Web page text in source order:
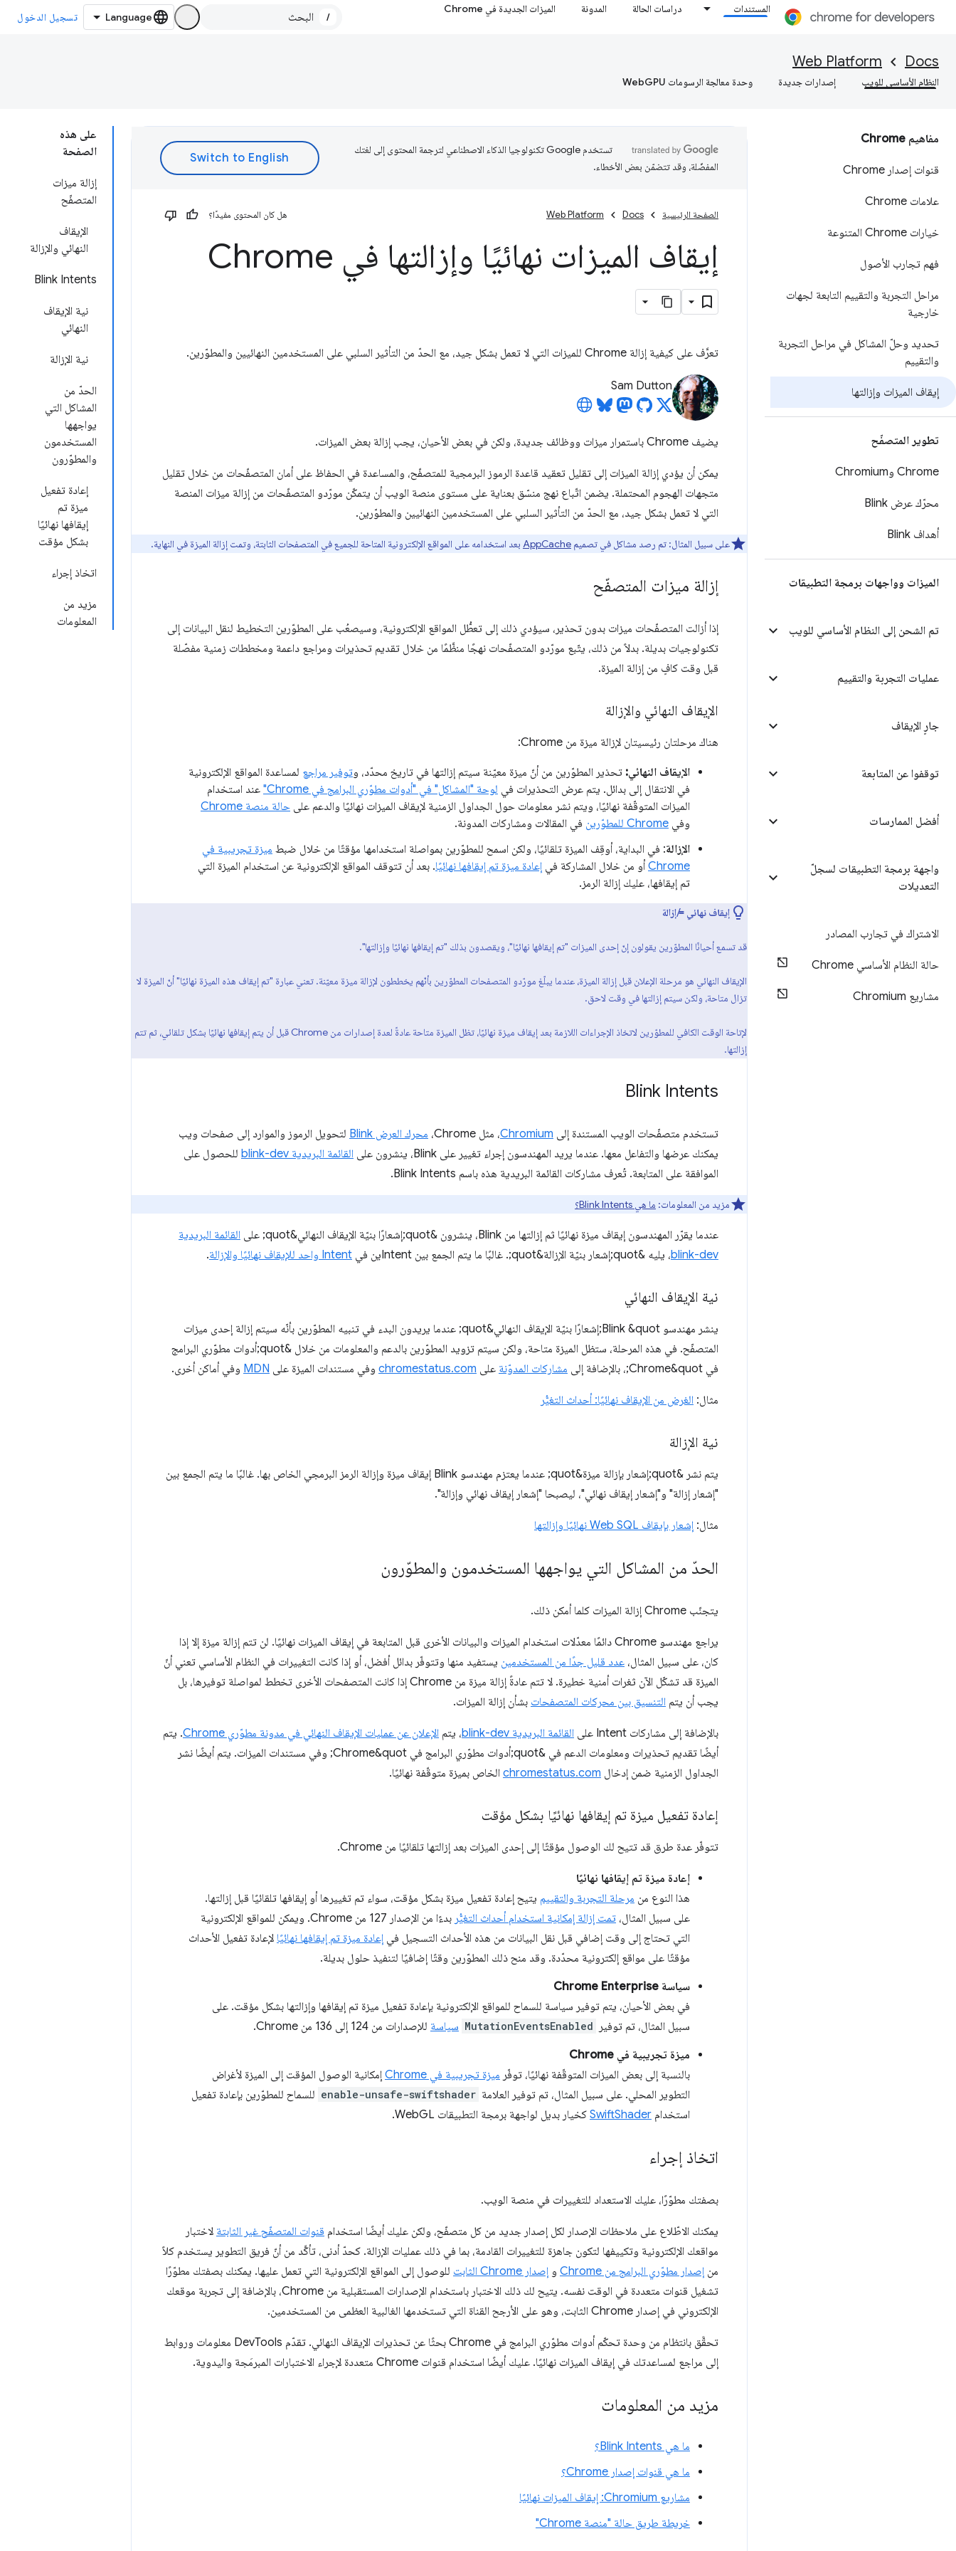
المستندات دراسات الحالة المدونة الميزات الجديدة في Chrome
/ تسجيل الدخول
Docs
Web Platform
النظام الأساسي للويب إصدارات جديدة وحدة معالجة الرسومات WebGPU
مفاهيم Chrome
قنوات إصدار Chrome
علامات Chrome
خيارات Chrome المتنوعة
فهم تجارب الأصول
مراحل التجربة والتقييم التابعة لجهات
خارجية
تحديد وحلّ المشاكل في مراحل التجربة
والتقييم
إيقاف الميزات وإزالتها
تطوير المتصفّح
Chrome وChromium
محرّك عرض Blink
أهداف Blink
الميزات وواجهات برمجة التطبيقات
تم الشحن إلى النظام الأساسي للويب
عمليات التجربة والتقييم
جارٍ الإيقاف
توقفوا عن المتابعة
أفضل الممارسات
واجهة برمجة التطبيقات لسجلّ
التعديلات
الاشتراك في تجارب المصادر
حالة النظام الأساسي Chrome
مشاريع Chromium
على هذه
الصفحة
إزالة ميزات
المتصفّح
الإيقاف
النهائي والإزالة
Blink Intents
نية الإيقاف
النهائي
نية الإزالة
الحدّ من
المشاكل التي
يواجهها
المستخدمون
والمطوّرون
إعادة تفعيل
ميزة تم
إيقافها نهائيًا
بشكل مؤقت
اتخاذ إجراء
مزيد من
المعلومات
تستخدم Google تكنولوجيا الذكاء الاصطناعي لترجمة المحتوى إلى لغتك
المفضّلة، وقد تتضمّن بعض الأخطاء.
الصفحة الرئيسية Docs
Web Platform هل كان المحتوى مفيدًا؟
إيقاف الميزات نهائيًا وإزالتها في Chrome
تعرَّف على كيفية إزالة Chrome للميزات التي لا تعمل بشكل جيد، مع الحدّ من التأثير السلبي على المستخدمين النهائيين والمطوّرين.
Sam Dutton
يضيف Chrome باستمرار ميزات ووظائف جديدة، ولكن في بعض الأحيان، يجب إزالة بعض الميزات.
يمكن أن يؤدي إزالة الميزات إلى تقليل تعقيد قاعدة الرموز البرمجية للمتصفّح، والمساعدة في الحفاظ على أمان المتصفّحات من خلال تقليل
متجهات الهجوم المحتملة. يضمن اتّباع نهج منسّق بعناية على مستوى منصة الويب أن يتمكّن مورّدو المتصفّحات من إزالة ميزات المنصة
التي لا تعمل بشكل جيد، مع الحدّ من التأثير السلبي على المستخدمين النهائيين والمطوّرين.
على سبيل المثال: تم رصد مشاكل في تصميم AppCache بعد استخدامه على المواقع الإلكترونية المتاحة للجميع في المتصفحات الثابتة، وتمت إزالة الميزة في النهاية.
إزالة ميزات المتصفّح
إذا أزالت المتصفّحات ميزات بدون تحذير، سيؤدي ذلك إلى تعطُّل المواقع الإلكترونية، وسيصعُب على المطوّرين التخطيط لنقل البيانات إلى
تكنولوجيات بديلة. بدلاً من ذلك، يتّبع مورّدو المتصفّحات نهجًا منظَّمًا من خلال تقديم تحذيرات ومراجع داعمة ومخططات زمنية مفصّلة
قبل وقت كافٍ من إزالة الميزة.
الإيقاف النهائي والإزالة
هناك مرحلتان رئيسيتان لإزالة ميزة من Chrome:
الإيقاف النهائي: تحذير المطوّرين من أنّ ميزة معيّنة سيتم إزالتها في تاريخ محدّد، وتوفير مراجع لمساعدة المواقع الإلكترونية
في الانتقال إلى بدائل. يتم عرض التحذيرات في لوحة "المشاكل" في "أدوات مطوّري البرامج في Chrome"
عند استخدام
الميزات المتوقّفة نهائيًا، ويتم نشر معلومات حول الجداول الزمنية لإيقاف الميزات نهائيًا والدعم على حالة منصة Chrome
وفي Chrome للمطوّرين
في المقالات ومشاركات المدونة.
الإزالة: في البداية، أوقِف الميزة تلقائيًا، ولكن اسمح للمطوّرين بمواصلة استخدامها مؤقتًا من خلال ضبط ميزة تجريبية في
Chrome أو من خلال المشاركة في إعادة ميزة تم إيقافها نهائيًا. بعد أن تتوقف المواقع الإلكترونية عن استخدام الميزة التي
تم إيقافها، عليك إزالة الرمز.
إيقاف نهائي ≠ إزالة
قد تسمع أحيانًا المطوّرين يقولون إنّ إحدى الميزات "تم إيقافها نهائيًا"، ويقصدون بذلك "تم إيقافها نهائيًا وإزالتها".
الإيقاف النهائي هو مرحلة الإعلان قبل إزالة الميزة، عندما يبلّغ مورّدو المتصفحات المطوّرين بأنّهم يخططون لإزالة ميزة معيّنة. تعني عبارة "تم إيقاف هذه الميزة نهائيًا" أنّ الميزة لا
تزال متاحة، ولكن سيتم إزالتها في وقت لاحق.
لإتاحة الوقت الكافي للمطوّرين لاتخاذ الإجراءات اللازمة بعد إيقاف ميزة نهائيًا، تظل الميزة متاحة عادةً لعدة إصدارات من Chrome قبل أن يتم إيقافها نهائيًا بشكل تلقائي، ثم تتم
إزالتها.
Blink Intents
تستخدم متصفّحات الويب المستندة إلى Chromium، مثل Chrome، محرك العرض Blink
لتحويل الرموز والموارد إلى صفحات ويب
يمكنك عرضها والتفاعل معها. عندما يريد المهندسون إجراء تغيير على Blink، ينشرون على
القائمة البريدية blink-dev
للحصول على
الموافقة على المتابعة. تُعرف مشاركات القائمة البريدية هذه باسم Blink Intents.
مزيد من المعلومات: ما هي Blink Intents؟
عندما يقرّر المهندسون إيقاف ميزة نهائيًا ثم إزالتها من Blink، ينشرون &quot;إشعارًا بنيّة الإيقاف النهائي&quot; على
القائمة البريدية
blink-dev، يليه &quot;إشعار بنيّة الإزالة&quot;. غالبًا ما يتم الجمع بين Intentين في Intent واحد للإيقاف نهائيًا والإزالة .
نية الإيقاف النهائي
ينشر مهندسو Blink &quot;إشعارًا بنيّة الإيقاف النهائي&quot; عندما يريدون البدء في تنبيه المطوّرين بأنّه سيتم إزالة إحدى ميزات
المتصفّح. في هذه المرحلة، ستظل الميزة متاحة، ولكن سيتم تزويد المطوّرين بالدعم والمعلومات من خلال &quot;أدوات مطوّري البرامج
في Chrome&quot;، بالإضافة إلى
مشاركات المدوّنة على chromestatus.com وفي مستندات الميزة على MDN وفي أماكن أخرى.
مثال: الغرض من الإيقاف نهائيًا: أحداث التغيُّر
نية الإزالة
يتم نشر &quot;إشعار بإزالة ميزة&quot; عندما يعتزم مهندسو Blink إيقاف ميزة وإزالة الرمز البرمجي الخاص بها. غالبًا ما يتم الجمع بين
"إشعار إزالة" و"إشعار إيقاف نهائي"، ليصبحا "إشعار إيقاف نهائي وإزالة".
مثال: إشعار بإيقاف Web SQL نهائيًا وإزالتها
الحدّ من المشاكل التي يواجهها المستخدمون والمطوّرون
يتجنّب Chrome إزالة الميزات كلما أمكن ذلك.
يراجع مهندسو Chrome دائمًا معدّلات استخدام الميزات والبيانات الأخرى قبل المتابعة في إيقاف الميزات نهائيًا. لن تتم إزالة ميزة إلا إذا
كان، على سبيل المثال، عدد قليل جدًا من المستخدمين يستفيد منها وتتوفّر بدائل أفضل، أو إذا كانت التغييرات في النظام الأساسي تعني أنّ
الميزة قد تشكّل الآن ثغرات أمنية خطيرة. لا تتم عادةً إزالة ميزة من Chrome إذا كانت المتصفحات الأخرى تخطط لمواصلة توفيرها، بل
يجب أن يتم التنسيق بين محركات المتصفحات بشأن إزالة الميزات.
بالإضافة إلى مشاركات Intent على القائمة البريدية blink-dev ، يتم الإعلان عن عمليات الإيقاف النهائي في مدونة مطوّري Chrome
. يتم
أيضًا تقديم تحذيرات ومعلومات الدعم في &quot;أدوات مطوّري البرامج في Chrome&quot; وفي مستندات الميزات. يتم أيضًا نشر
الجداول الزمنية ضمن إدخال chromestatus.com الخاص بميزة متوقّفة نهائيًا.
إعادة تفعيل ميزة تم إيقافها نهائيًا بشكل مؤقت
تتوفّر عدة طرق قد تتيح لك الوصول مؤقتًا إلى إحدى الميزات بعد إزالتها تلقائيًا من Chrome.
إعادة ميزة تم إيقافها نهائيًا
هذا النوع من مرحلة التجربة والتقييم يتيح إعادة تفعيل ميزة بشكل مؤقت، سواء تم تغييرها أو إيقافها تلقائيًا قبل إزالتها.
على سبيل المثال، تمت إزالة إمكانية استخدام أحداث التغيُّر
بدءًا من الإصدار 127 من Chrome. ويمكن للمواقع الإلكترونية
التي تحتاج إلى وقت إضافي قبل نقل البيانات من هذه الأحداث التسجيل في إعادة ميزة تم إيقافها نهائيًا لإعادة تفعيل الأحداث
مؤقتًا على مواقع إلكترونية محدّدة. وقد منح ذلك المطوّرين وقتًا إضافيًا لتنفيذ حلول بديلة.
سياسة Chrome Enterprise
في بعض الأحيان، يتم توفير سياسة للسماح للمواقع الإلكترونية بإعادة تفعيل ميزة تم إيقافها وإزالتها بشكل مؤقت. على
سبيل المثال، تم توفير
MutationEventsEnabled سياسة للإصدارات من 124 إلى 136 من Chrome.
ميزة تجريبية في Chrome
بالنسبة إلى بعض الميزات المتوقّفة نهائيًا، توفّر ميزة تجريبية في Chrome
إمكانية الوصول المؤقت إلى الميزة لأغراض
التطوير المحلي. على سبيل المثال، تم توفير العلامة enable-unsafe-swiftshader للسماح للمطوّرين بإعادة تفعيل
استخدام SwiftShader كخيار بديل لواجهة برمجة التطبيقات WebGL.
اتخاذ إجراء
بصفتك مطوّرًا، عليك الاستعداد للتغييرات في منصة الويب.
يمكنك الاطّلاع على ملاحظات الإصدار لكل إصدار جديد من كل متصفّح، ولكن عليك أيضًا استخدام قنوات المتصفّح غير الثابتة لاختبار
مواقعك الإلكترونية وتكييفها لتكون جاهزة للتغييرات القادمة، بما في ذلك عمليات الإزالة. كحدّ أدنى، تأكَّد من أنّ فريق التطوير يستخدم كلاً
من إصدار مطوّري البرامج من Chrome و إصدار Chrome الثابت
للوصول إلى المواقع الإلكترونية التي تعمل عليها. يمكنك بصفتك مطوّرًا
تشغيل قنوات متعددة في الوقت نفسه. يتيح لك ذلك الاختبار باستخدام الإصدارات المستقبلية من Chrome، بالإضافة إلى تجربة موقعك
الإلكتروني في إصدار Chrome الثابت، وهو على الأرجح القناة التي تستخدمها الغالبية العظمى من المستخدمين.
تحقَّق بانتظام من وحدة تحكّم أدوات مطوّري البرامج في Chrome بحثًا عن تحذيرات الإيقاف النهائي. تقدّم DevTools معلومات وروابط
إلى مراجع لمساعدتك في إيقاف الميزات نهائيًا. عليك أيضًا استخدام قنوات Chrome متعددة لإجراء الاختبارات المبرمَجة واليدوية.
مزيد من المعلومات
ما هي Blink Intents؟
ما هي قنوات إصدار Chrome؟
مشاريع Chromium: إيقاف الميزات نهائيًا
خريطة طريق حالة "منصة Chrome"